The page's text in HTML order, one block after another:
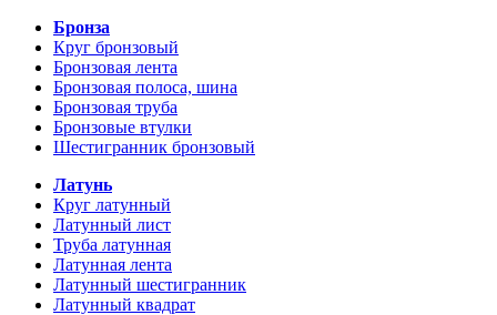
Бронза
Круг бронзовый
Бронзовая лента
Бронзовая полоса, шина
Бронзовая труба
Бронзовые втулки
Шестигранник бронзовый
Латунь
Круг латунный
Латунный лист
Труба латунная
Латунная лента
Латунный шестигранник
Латунный квадрат